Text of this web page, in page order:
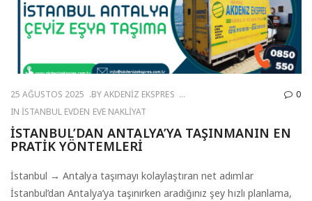
25 AĞUSTOS 2025 BYAKDENIZ EKSPRES
INİSTANBUL EVDEN EVE NAKLIYAT
0
İSTANBUL’DAN ANTALYA’YA TAŞINMANIN EN
PRATIK YÖNTEMLERI
İstanbul → Antalya taşımayı kolaylaştıran net adımlar
İstanbul’dan Antalya’ya taşınırken aradığınız şey hızlı planlama,